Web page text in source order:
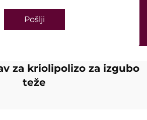
Pošlji
za kriolipolizo za izgubo
teže